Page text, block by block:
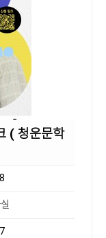
( 청운문학